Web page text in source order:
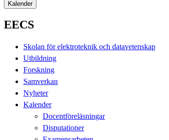
Kalender
EECS
Skolan för elektroteknik och datavetenskap
Utbildning
Forskning
Samverkan
Nyheter
Kalender
Docentföreläsningar
Disputationer